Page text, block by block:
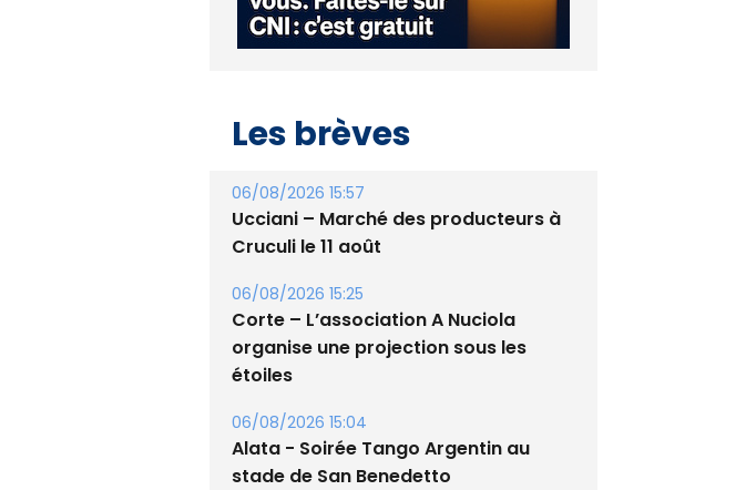
Les brèves
06/08/2026 15:57
Ucciani – Marché des producteurs à
Cruculi le 11 août
06/08/2026 15:25
Corte – L’association A Nuciola
organise une projection sous les
étoiles
06/08/2026 15:04
Alata - Soirée Tango Argentin au
stade de San Benedetto